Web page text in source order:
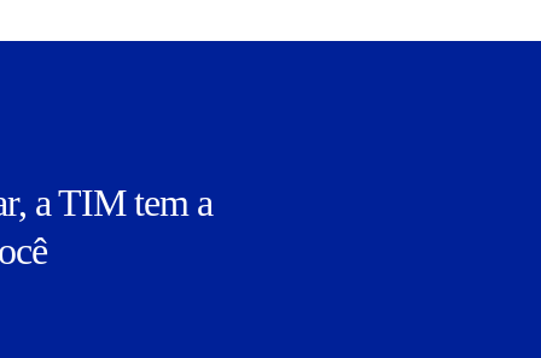
a TIM tem a